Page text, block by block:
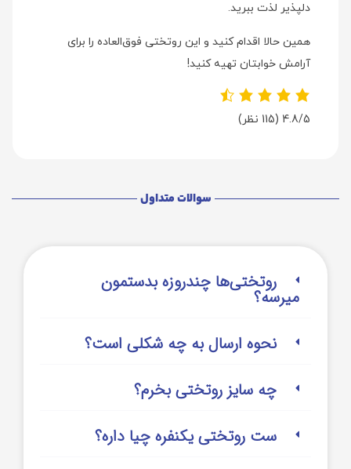
دلپذیر لذت ببرید.
همین حالا اقدام کنید و این روتختی فوق‌العاده را برای
آرامش خوابتان تهیه کنید!
4.8/5 (115 نظر)
سوالات متداول
روتختی‌‌ها چندروزه بدستمون
میرسه؟
نحوه ارسال به چه شکلی است؟
چه سایز روتختی بخرم؟
ست روتختی یکنفره چیا داره؟